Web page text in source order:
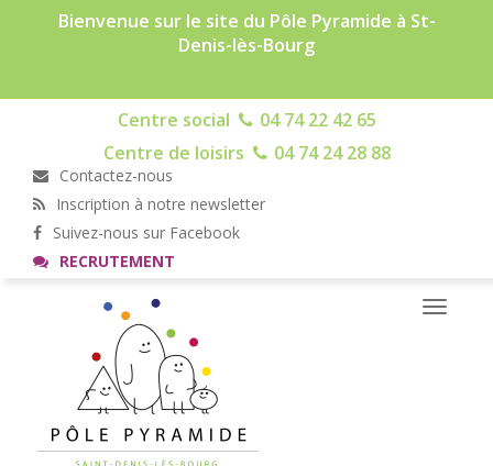
Bienvenue sur le site du Pôle Pyramide à St-
Denis-lès-Bourg
Centre social
04 74 22 42 65
Centre de loisirs
04 74 24 28 88
Contactez-nous
Inscription à notre newsletter
Suivez-nous sur Facebook
RECRUTEMENT
Toggle